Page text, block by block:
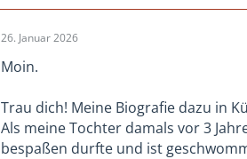
26. Januar 2026
Moin.
Trau dich! Meine Biografie dazu in
Als meine Tochter damals vor 3
bespaßen durfte und ist